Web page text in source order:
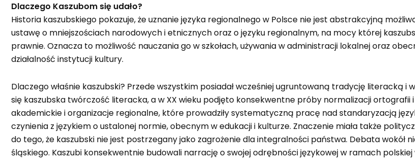
Dlaczego Kaszubom się udało?
Historia kaszubskiego pokazuje, że uznanie języka regionalnego w Polsce nie jest abstrakcyjną
ustawę o mniejszościach narodowych i etnicznych oraz o języku regionalnym, na mocy której
prawnie. Oznacza to możliwość nauczania go w szkołach, używania w administracji lokalnej oraz
działalność instytucji kultury.
Dlaczego właśnie kaszubski? Przede wszystkim posiadał wcześniej ugruntowaną tradycję literacką i
się kaszubska twórczość literacka, a w XX wieku podjęto konsekwentne próby normalizacji ortografii i
akademickie i organizacje regionalne, które prowadziły systematyczną pracę nad standaryzacją
czynienia z językiem o ustalonej normie, obecnym w edukacji i kulturze. Znaczenie miała także
do tego, że kaszubski nie jest postrzegany jako zagrożenie dla integralności państwa. Debata wokół
śląskiego. Kaszubi konsekwentnie budowali narrację o swojej odrębności językowej w ramach